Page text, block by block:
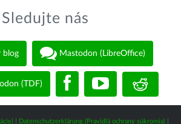
Sledujte nás
blog Mastodon (LibreOffice)
(TDF)
| Datenschutzerklärung (Pravidlá ochrany súkromia)|